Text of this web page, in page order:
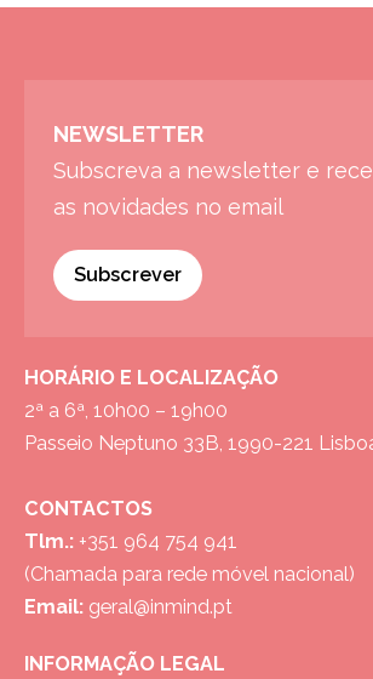
NEWSLETTER
Subscreva a newsletter e
as novidades no email
Subscrever
HORÁRIO E LOCALIZAÇÃO
2ª a 6ª, 10h00 – 19h00
Passeio Neptuno 33B, 1990-221
CONTACTOS
Tlm.: +351 964 754 941
(Chamada para rede móvel nacional)
Email: geral@inmind.pt
INFORMAÇÃO LEGAL